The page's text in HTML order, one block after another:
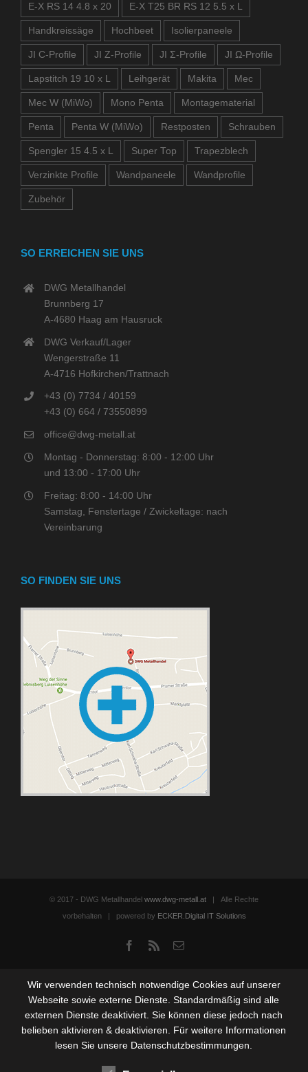
E-X RS 14 4.8 x 20 E-X T25 BR RS 12 5.5 x L
Handkreissäge Hochbeet Isolierpaneele
JI C-Profile JI Z-Profile JI Σ-Profile JI Ω-Profile
Lapstitch 19 10 x L Leihgerät Makita Mec
Mec W (MiWo) Mono Penta Montagematerial
Penta Penta W (MiWo) Restposten Schrauben
Spengler 15 4.5 x L Super Top Trapezblech
Verzinkte Profile Wandpaneele Wandprofile
Zubehör
SO ERREICHEN SIE UNS
DWG Metallhandel
Brunnberg 17
A-4680 Haag am Hausruck
DWG Verkauf/Lager
Wengerstraße 11
A-4716 Hofkirchen/Trattnach
+43 (0) 7734 / 40159
+43 (0) 664 / 73550899
office@dwg-metall.at
Montag - Donnerstag: 8:00 - 12:00 Uhr
und 13:00 - 17:00 Uhr
Freitag: 8:00 - 14:00 Uhr
Samstag, Fenstertage / Zwickeltage: nach
Vereinbarung
SO FINDEN SIE UNS
© 2017 - DWG Metallhandel www.dwg-metall.at | Alle Rechte
vorbehalten | powered by ECKER.Digital IT Solutions
Facebook
Rss Email
Wir verwenden technisch notwendige Cookies auf unserer
Webseite sowie externe Dienste. Standardmäßig sind alle
externen Dienste deaktiviert. Sie können diese jedoch nach
belieben aktivieren & deaktivieren. Für weitere Informationen
lesen Sie unsere Datenschutzbestimmungen.